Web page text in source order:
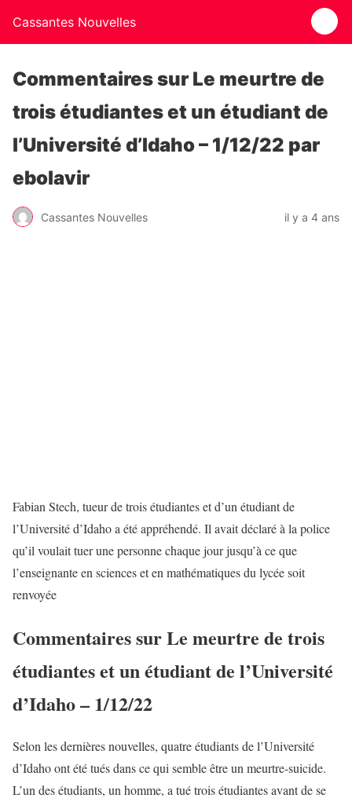
Cassantes Nouvelles
Commentaires sur Le meurtre de
trois étudiantes et un étudiant de
l’Université d’Idaho – 1/12/22 par
ebolavir
Cassantes Nouvelles il y a 4 ans
Fabian Stech, tueur de trois étudiantes et d’un étudiant de
l’Université d’Idaho a été appréhendé. Il avait déclaré à la police
qu’il voulait tuer une personne chaque jour jusqu’à ce que
l’enseignante en sciences et en mathématiques du lycée soit
renvoyée
Commentaires sur Le meurtre de trois
étudiantes et un étudiant de l’Université
d’Idaho – 1/12/22
Selon les dernières nouvelles, quatre étudiants de l’Université
d’Idaho ont été tués dans ce qui semble être un meurtre-suicide.
L’un des étudiants, un homme, a tué trois étudiantes avant de se